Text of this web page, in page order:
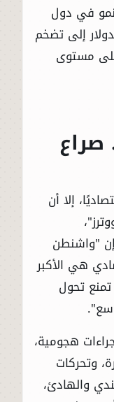
في دول
إلى تضخم
مستوى
صراع
إلا أن
"واشنطن
هي الأكبر
تحول
هجومية،
وتحركات
والهادئ،